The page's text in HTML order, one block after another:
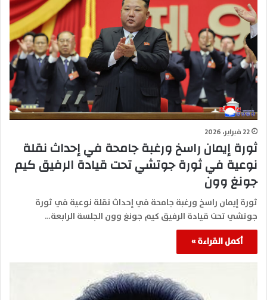
22 فبراير، 2026
ثورة إيمان راسخ ورغبة جامحة في إحداث نقلة
نوعية في ثورة جوتشي تحت قيادة الرفيق كيم
جونغ وون
ثورة إيمان راسخ ورغبة جامحة في إحداث نقلة نوعية في ثورة
جوتشي تحت قيادة الرفيق كيم جونغ وون الجلسة الرابعة…
أكمل القراءة »